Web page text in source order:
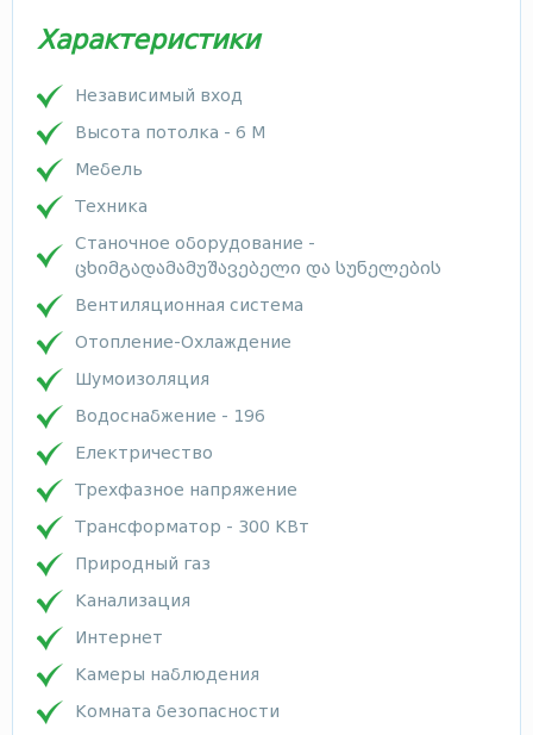
Характеристики
Независимый вход
Высота потолка - 6 М
Мебель
Техника
Станочное оборудование -
ცხიმგადამამუშავებელი და სუნელების
Вентиляционная система
Отопление-Охлаждение
Шумоизоляция
Водоснабжение - 196
Електричество
Трехфазное напряжение
Трансформатор - 300 КВт
Природный газ
Канализация
Интернет
Камеры наблюдения
Комната безопасности